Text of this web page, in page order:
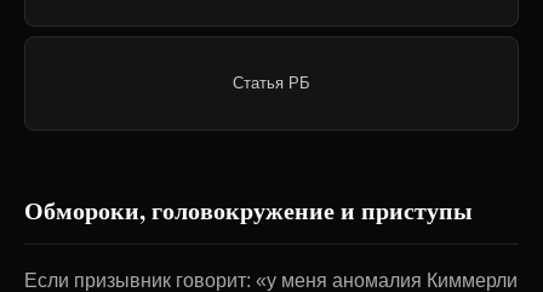
Статья РБ
Обмороки, головокружение и приступы
Если призывник говорит: «у меня аномалия Киммерли